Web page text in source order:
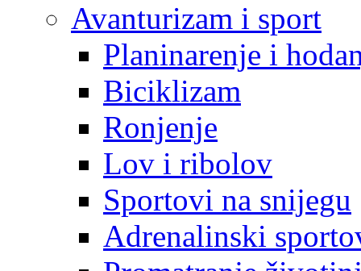
Avanturizam i sport
Planinarenje i
Biciklizam
Ronjenje
Lov i ribolov
Sportovi na snijegu
Adrenalinski